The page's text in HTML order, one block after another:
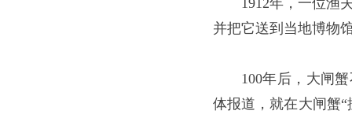
1912年，一位渔
并把它送到当地博物
100年后，大闸
体报道，就在大闸蟹